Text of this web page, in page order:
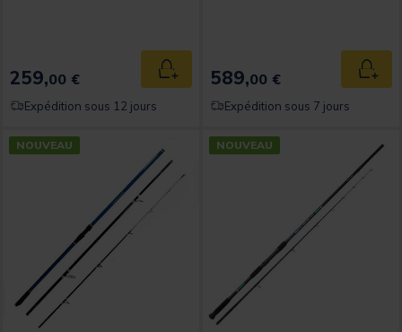
259,00 € Ajouter au panier
Expédition sous 12 jours
589,00 €
Expédition sous 7 jours
NOUVEAU NOUVEAU